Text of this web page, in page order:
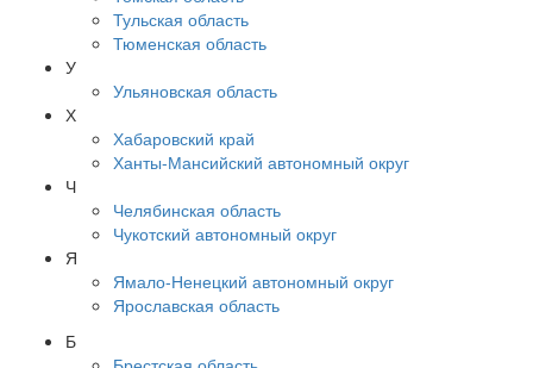
Тульская область
Тюменская область
У
Ульяновская область
Х
Хабаровский край
Ханты-Мансийский автономный округ
Ч
Челябинская область
Чукотский автономный округ
Я
Ямало-Ненецкий автономный округ
Ярославская область
Б